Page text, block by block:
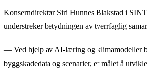
Konserndirektør Siri Hunnes Blakstad i
understreker betydningen av tverrfaglig
— Ved hjelp av AI-læring og klimamodeller
byggskadedata og scenarier, er målet å